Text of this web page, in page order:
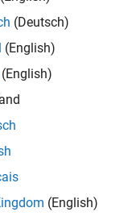
Erhalten
(Deutsch)
(English)
(English)
(English)